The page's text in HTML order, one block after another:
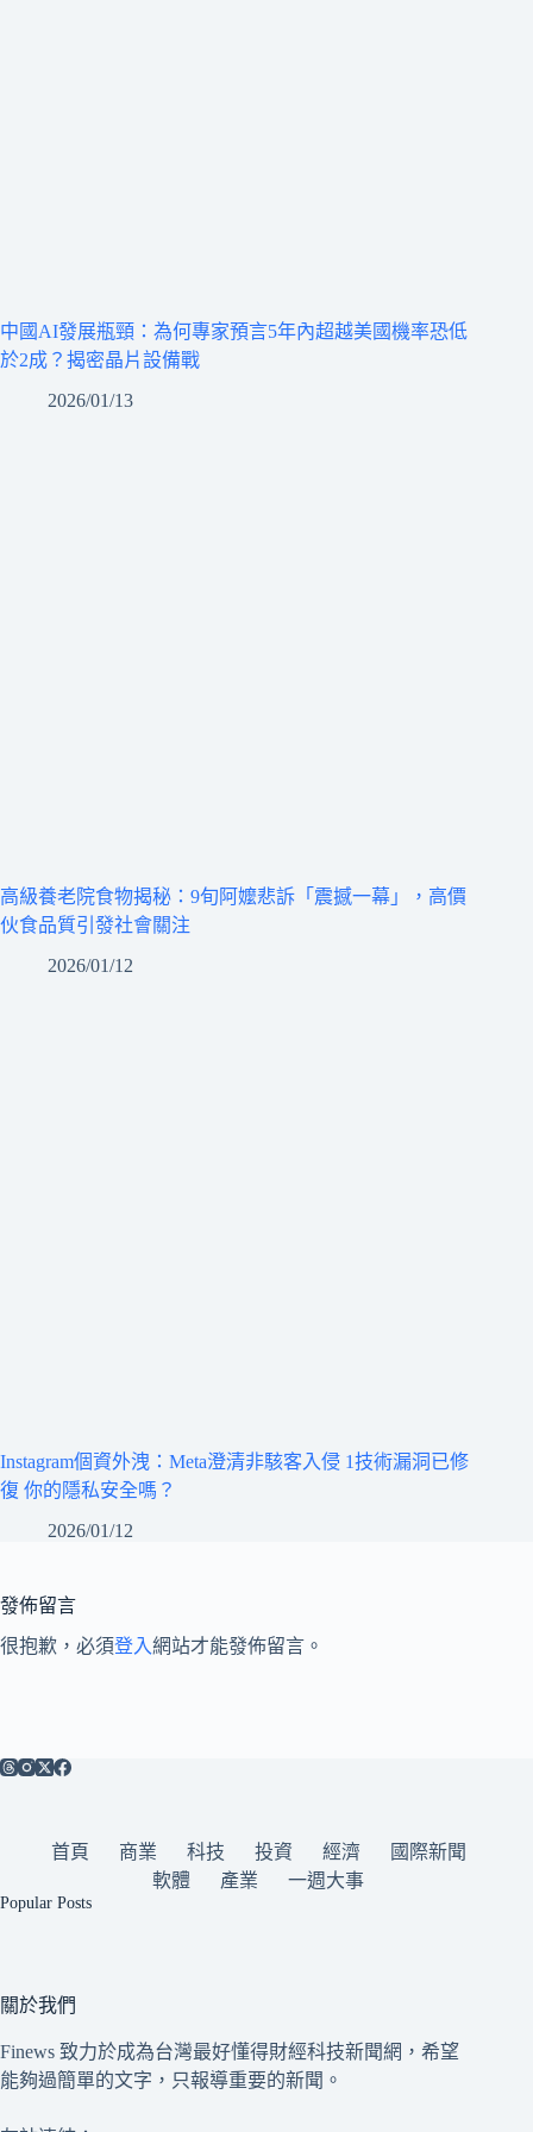
中國AI發展瓶頸：為何專家預言5年內超越美國機率恐低
於2成？揭密晶片設備戰
2026/01/13
高級養老院食物揭秘：9旬阿嬤悲訴「震撼一幕」，高價
伙食品質引發社會關注
2026/01/12
Instagram個資外洩：Meta澄清非駭客入侵 1技術漏洞已修
復 你的隱私安全嗎？
2026/01/12
發佈留言
很抱歉，必須登入網站才能發佈留言。
首頁 商業 科技 投資 經濟
國際新聞
軟體
產業 一週大事
Popular Posts
關於我們
Finews 致力於成為台灣最好懂得財經科技新聞網，希望
能夠過簡單的文字，只報導重要的新聞。